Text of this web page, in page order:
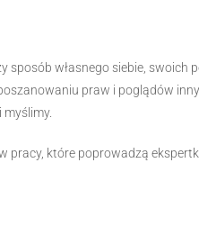
własnego siebie, swoich
praw i poglądów
pracy, które poprowadzą